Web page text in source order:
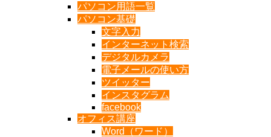
パソコン用語一覧
パソコン基礎
文字入力
インターネット検索
デジタルカメラ
電子メールの使い方
ツイッター
インスタグラム
facebook
オフィス講座
Word（ワード）